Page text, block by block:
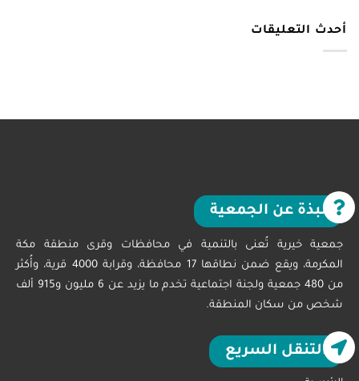
أحدث التعليقات
نبذة عن الجمعية
جمعية خيرية تُعنى بالتنمية في محافظات وقرى منطقة مكة
المكرمة، ويقع ضمن نطاقها 17 محافظة، وقرابة 4000 قرية، وأُكثر
من 480 جمعية ولجنة اجتماعية تخدم ما يزيد عن 6 مليون و915 ألف
شخص من سكان المنطقة.
التنقل السريع